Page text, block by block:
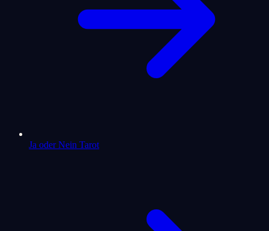
Ja oder Nein Tarot